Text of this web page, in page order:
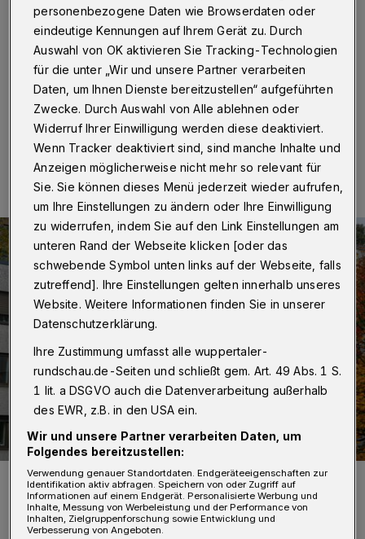
Wuppertl ·Die Agentur für Arbeit vergibt ab dem 16.
Juni 2025 an ihren Standorten in Wuppertal,
Remscheid und Solingen feste Termine.
10.06.2025 , 08:00 Uhr Eine Minute Lesezeit
Die Agentur für Arbeit an der Hünefeldstraße.
Foto: Christoph Petersen
personenbezogene Daten wie Browserdaten oder
eindeutige Kennungen auf Ihrem Gerät zu. Durch
Auswahl von OK aktivieren Sie Tracking-Technologien
für die unter „Wir und unsere Partner verarbeiten
Daten, um Ihnen Dienste bereitzustellen“ aufgeführten
Zwecke. Durch Auswahl von Alle ablehnen oder
Widerruf Ihrer Einwilligung werden diese deaktiviert.
Wenn Tracker deaktiviert sind, sind manche Inhalte und
Anzeigen möglicherweise nicht mehr so relevant für
Sie. Sie können dieses Menü jederzeit wieder aufrufen,
um Ihre Einstellungen zu ändern oder Ihre Einwilligung
zu widerrufen, indem Sie auf den Link Einstellungen am
unteren Rand der Webseite klicken [oder das
schwebende Symbol unten links auf der Webseite, falls
zutreffend]. Ihre Einstellungen gelten innerhalb unseres
Website. Weitere Informationen finden Sie in unserer
Datenschutzerklärung.
Ihre Zustimmung umfasst alle wuppertaler-
rundschau.de-Seiten und schließt gem. Art. 49 Abs. 1 S.
1 lit. a DSGVO auch die Datenverarbeitung außerhalb
des EWR, z.B. in den USA ein.
Wir und unsere Partner verarbeiten Daten, um
Folgendes bereitzustellen:
Verwendung genauer Standortdaten. Endgeräteeigenschaften zur
Identifikation aktiv abfragen. Speichern von oder Zugriff auf
Informationen auf einem Endgerät. Personalisierte Werbung und
Inhalte, Messung von Werbeleistung und der Performance von
Inhalten, Zielgruppenforschung sowie Entwicklung und
Verbesserung von Angeboten.